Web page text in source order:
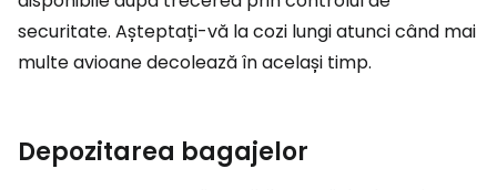
securitate. Așteptați-vă la cozi lungi atunci când mai
multe avioane decolează în același timp.
Depozitarea bagajelor